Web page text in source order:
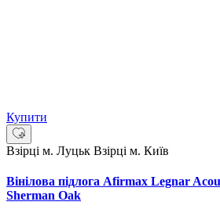
Купити
Взірці м. Луцьк Взірці м. Київ
Вінілова підлога Afirmax Legnar
Sherman Oak